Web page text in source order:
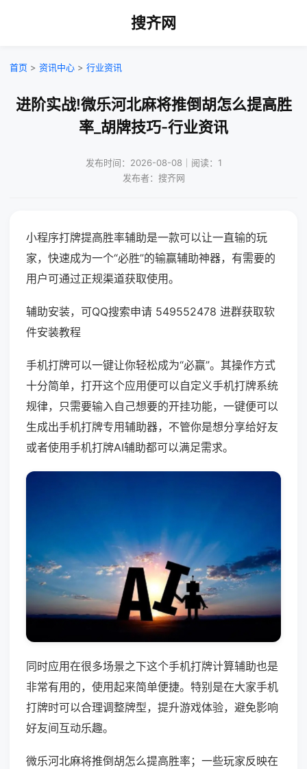
搜齐网
首页 > 资讯中心 > 行业资讯
进阶实战!微乐河北麻将推倒胡怎么提高胜
率_胡牌技巧-行业资讯
发布时间：2026-08-08｜阅读：1
发布者：搜齐网
小程序打牌提高胜率辅助是一款可以让一直输的玩
家，快速成为一个“必胜”的输赢辅助神器，有需要的
用户可通过正规渠道获取使用。
辅助安装，可QQ搜索申请 549552478 进群获取软
件安装教程
手机打牌可以一键让你轻松成为“必赢”。其操作方式
十分简单，打开这个应用便可以自定义手机打牌系统
规律，只需要输入自己想要的开挂功能，一键便可以
生成出手机打牌专用辅助器，不管你是想分享给好友
或者使用手机打牌AI辅助都可以满足需求。
同时应用在很多场景之下这个手机打牌计算辅助也是
非常有用的，使用起来简单便捷。特别是在大家手机
打牌时可以合理调整牌型，提升游戏体验，避免影响
好友间互动乐趣。
微乐河北麻将推倒胡怎么提高胜率；一些玩家反映在